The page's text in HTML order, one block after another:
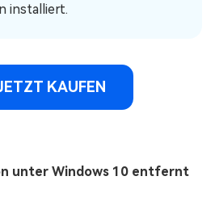
installiert.
KAUFEN
unter Windows 10 entfernt